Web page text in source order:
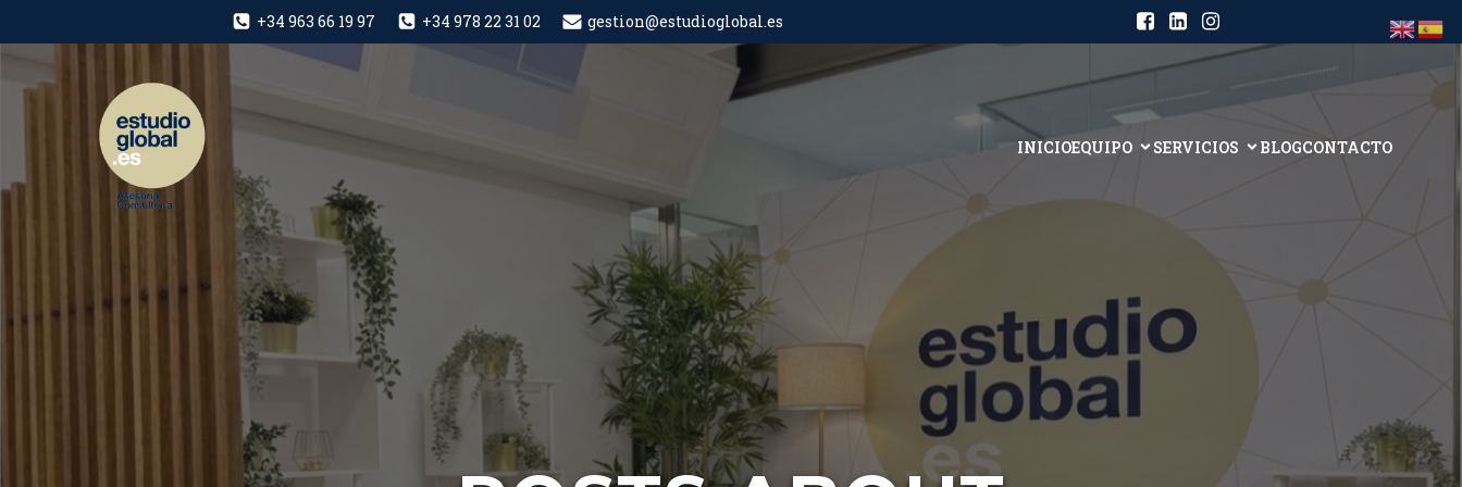
+34 963 66 19 97 +34 978 22 31 02 gestion@estudioglobal.es
INICIOEQUIPO SERVICIOS BLOGCONTACTO